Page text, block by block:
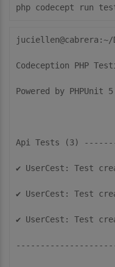
php codecept run
juciellen@cabrera:~/
Codeception PHP
Powered by
Api Tests (3)
✔ UserCest: Test
✔ UserCest: Test
✔ UserCest: Test